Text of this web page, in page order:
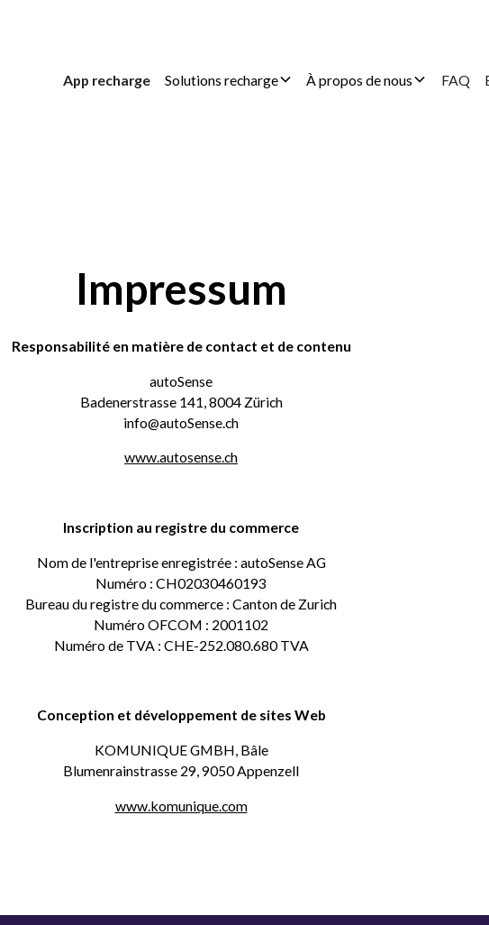
App recharge Solutions recharge À propos de nous FAQ
Impressum
Responsabilité en matière de contact et de contenu
autoSense
Badenerstrasse 141, 8004 Zürich
info@autoSense.ch
www.autosense.ch
Inscription au registre du commerce
Nom de l'entreprise enregistrée : autoSense AG
Numéro : CH02030460193
Bureau du registre du commerce : Canton de Zurich
Numéro OFCOM : 2001102
Numéro de TVA : CHE-252.080.680 TVA
Conception et développement de sites Web
KOMUNIQUE GMBH, Bâle
Blumenrainstrasse 29, 9050 Appenzell
www.komunique.com